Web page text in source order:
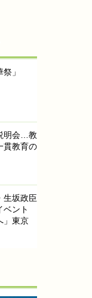
」
明会…教
貫教育の
生坂政臣
ント
」東京